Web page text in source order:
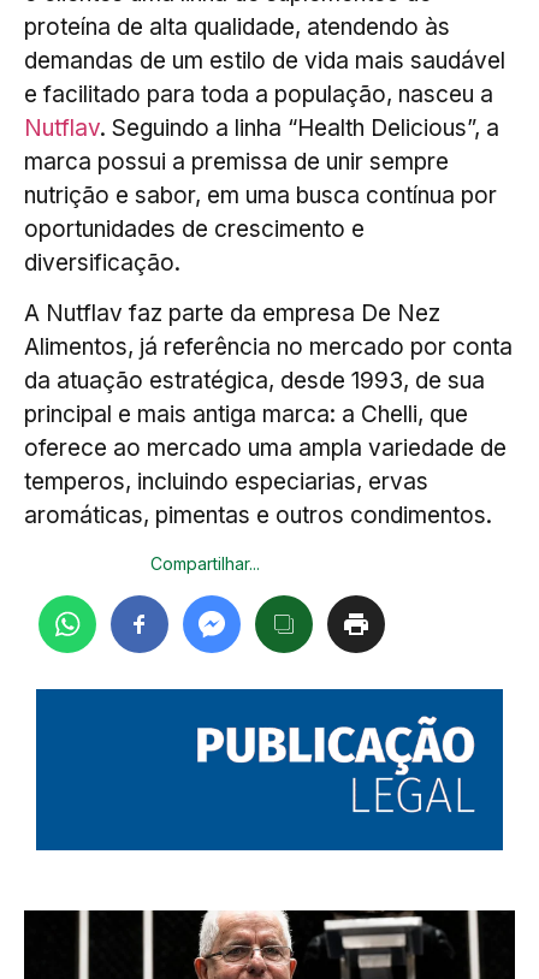
proteína de alta qualidade, atendendo às
demandas de um estilo de vida mais saudável
e facilitado para toda a população, nasceu a
Nutflav. Seguindo a linha “Health Delicious”, a
marca possui a premissa de unir sempre
nutrição e sabor, em uma busca contínua por
oportunidades de crescimento e
diversificação.
A Nutflav faz parte da empresa De Nez
Alimentos, já referência no mercado por conta
da atuação estratégica, desde 1993, de sua
principal e mais antiga marca: a Chelli, que
oferece ao mercado uma ampla variedade de
temperos, incluindo especiarias, ervas
aromáticas, pimentas e outros condimentos.
Compartilhar...